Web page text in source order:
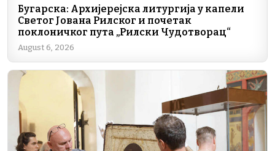
b
o
o
k
dI
n
a
m
A
p
Li
n
Бугарска: Архијерејска литургија у капели
Светог Јована Рилског и почетак
поклоничког пута „Рилски Чудотворац“
August 6, 2026